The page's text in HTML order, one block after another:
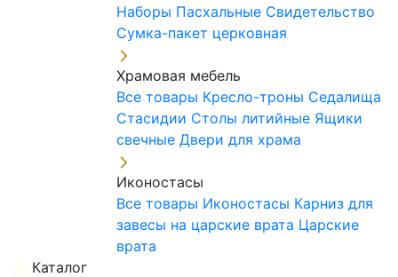
Наборы Пасхальные Свидетельство
Сумка-пакет церковная
Храмовая мебель
Все товары Кресло-троны Седалища
Стасидии Столы литийные Ящики
свечные Двери для храма
Иконостасы
Все товары Иконостасы Карниз для
завесы на царские врата Царские
врата
Каталог